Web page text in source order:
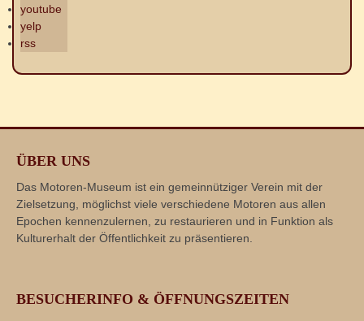
youtube
yelp
rss
ÜBER UNS
Das Motoren-Museum ist ein gemeinnütziger Verein mit der
Zielsetzung, möglichst viele verschiedene Motoren aus allen
Epochen kennenzulernen, zu restaurieren und in Funktion als
Kulturerhalt der Öffentlichkeit zu präsentieren.
BESUCHERINFO & ÖFFNUNGSZEITEN